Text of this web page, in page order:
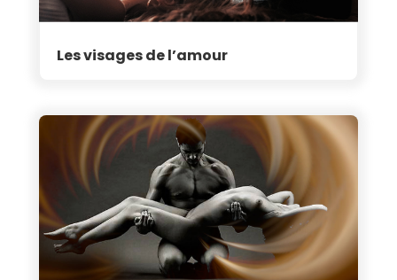
Les visages de l’amour